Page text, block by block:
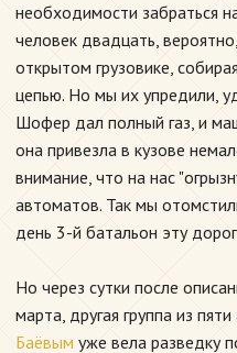
необходимости забраться
человек двадцать,
открытом грузовике,
цепью. Но мы их упредили,
Шофер дал полный газ, и
она привезла в кузове
внимание, что на нас
автоматов. Так мы
день 3-й батальон эту
Но через сутки после
марта, другая группа из
Баёвым уже вела разведку